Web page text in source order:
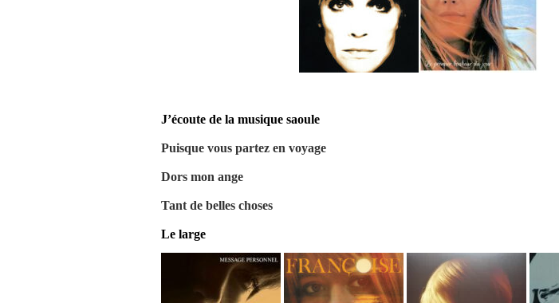
J’écoute de la musique saoule
Puisque vous partez en voyage
Dors mon ange
Tant de belles choses
Le large